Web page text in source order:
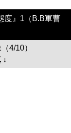
度』1（B.B軍曹
4/10）
↓